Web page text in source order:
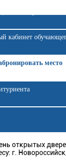
кабинет
место
открытых
г.